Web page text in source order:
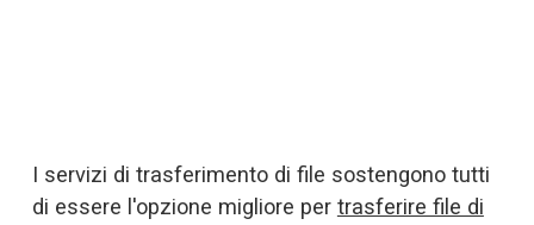
I servizi di trasferimento di file sostengono tutti
di essere l'opzione migliore per trasferire file di